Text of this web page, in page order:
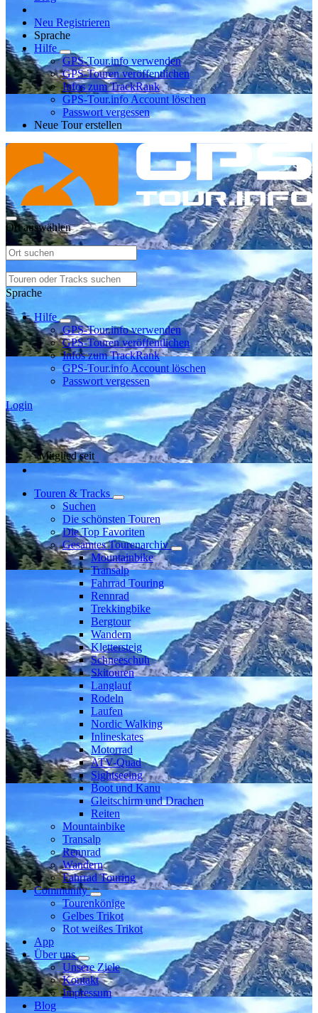
Neu Registrieren
Sprache
Hilfe
GPS-Tour.info verwenden
GPS-Touren veröffentlichen
Infos zum TrackRank
GPS-Tour.info Account löschen
Passwort vergessen
Neue Tour erstellen
Ort auswählen
Sprache
Hilfe
GPS-Tour.info verwenden
GPS-Touren veröffentlichen
Infos zum TrackRank
GPS-Tour.info Account löschen
Passwort vergessen
Login
Mitglied seit
Touren & Tracks
Suchen
Die schönsten Touren
Die Top Favoriten
Gesamtes Tourenarchiv
Mountainbike
Transalp
Fahrrad Touring
Rennrad
Trekkingbike
Bergtour
Wandern
Klettersteig
Schneeschuh
Skitouren
Langlauf
Rodeln
Laufen
Nordic Walking
Inlineskates
Motorrad
ATV-Quad
Sightseeing
Boot und Kanu
Gleitschirm und Drachen
Reiten
Mountainbike
Transalp
Rennrad
Wandern
Fahrrad Touring
Community
Tourenkönige
Gelbes Trikot
Rot weißes Trikot
App
Über uns
Unsere Ziele
Kontakt
Impressum
Blog